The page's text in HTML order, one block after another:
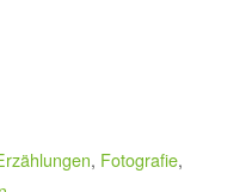
, Fotografie,